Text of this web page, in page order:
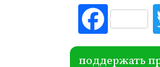
Fac
ebo
ok
поддержать